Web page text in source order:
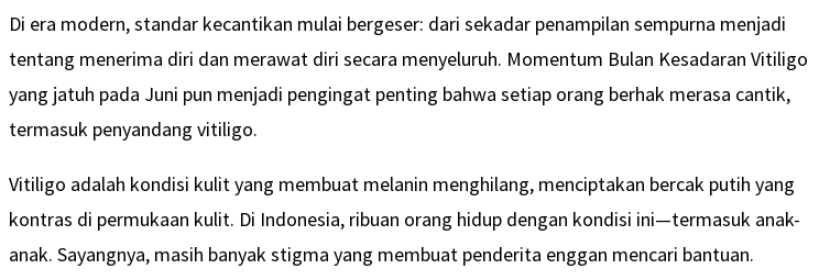
Di era modern, standar kecantikan mulai bergeser: dari sekadar penampilan sempurna menjadi
tentang menerima diri dan merawat diri secara menyeluruh. Momentum Bulan Kesadaran Vitiligo
yang jatuh pada Juni pun menjadi pengingat penting bahwa setiap orang berhak merasa cantik,
termasuk penyandang vitiligo.
Vitiligo adalah kondisi kulit yang membuat melanin menghilang, menciptakan bercak putih yang
kontras di permukaan kulit. Di Indonesia, ribuan orang hidup dengan kondisi ini—termasuk anak-
anak. Sayangnya, masih banyak stigma yang membuat penderita enggan mencari bantuan.